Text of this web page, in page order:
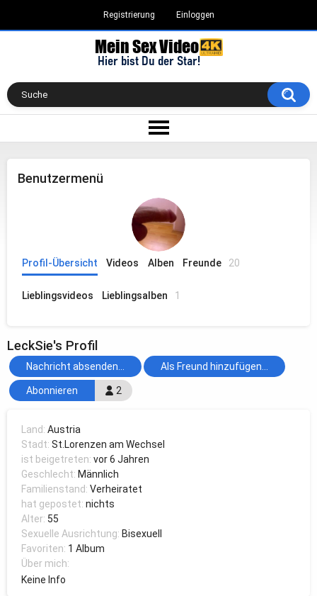
Registrierung Einloggen
Benutzermenü
Profil-Übersicht Videos Alben Freunde 20
Lieblingsvideos Lieblingsalben 1
LeckSie's Profil
2
Abonnieren
Nachricht absenden... Als Freund hinzufügen...
Land:Austria
Stadt:St.Lorenzen am Wechsel
ist beigetreten:vor 6 Jahren
Geschlecht: Männlich
Familienstand:Verheiratet
hat gepostet:nichts
Alter: 55
Sexuelle Ausrichtung: Bisexuell
Favoriten: 1 Album
Über mich:
Keine Info